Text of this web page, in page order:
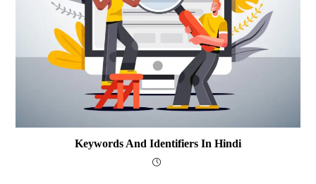
Keywords And Identifiers In Hindi